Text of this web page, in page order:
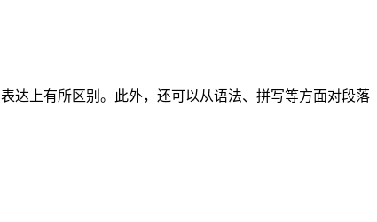
达上有所区别。此外，还可以从语法、拼写等方面对段落